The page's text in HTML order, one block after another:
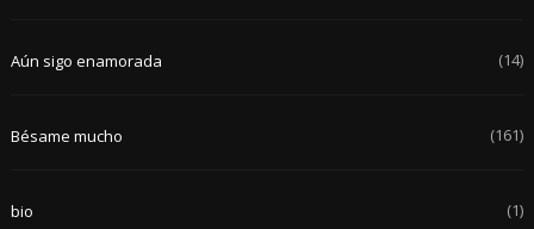
Aún sigo enamorada (14)
Bésame mucho (161)
bio (1)